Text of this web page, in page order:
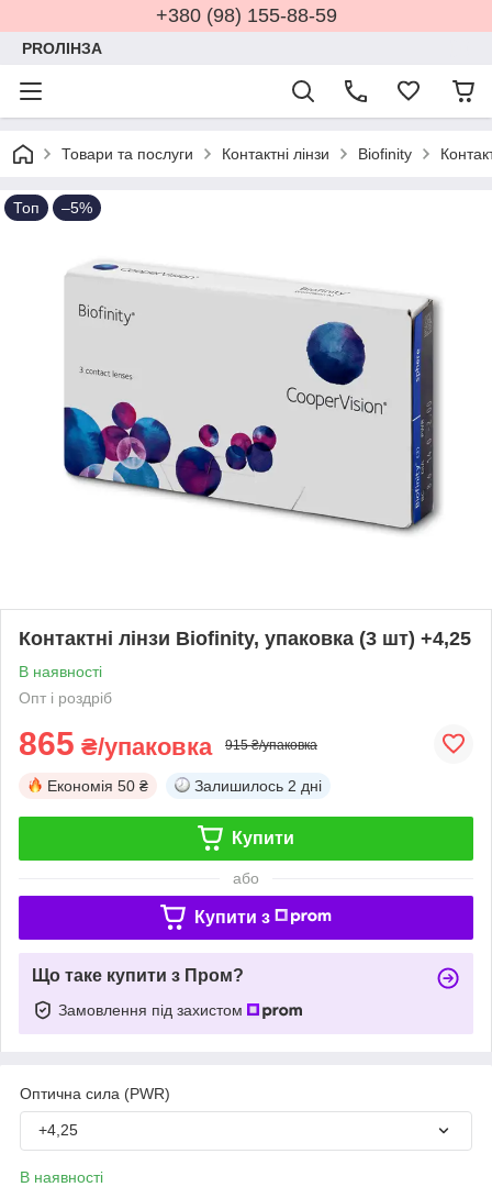
+380 (98) 155-88-59
PROЛІНЗА
Товари та послуги Контактні лінзи Biofinity
Топ –5%
Контактні лінзи Biofinity, упаковка (3 шт) +4,25
В наявності
Опт і роздріб
865 ₴/упаковка 915 ₴/упаковка
Економія 50 ₴ Залишилось 2 дні
Купити
або
Купити з
Що таке купити з Пром?
Замовлення під захистом
Оптична сила (PWR)
+4,25
В наявності